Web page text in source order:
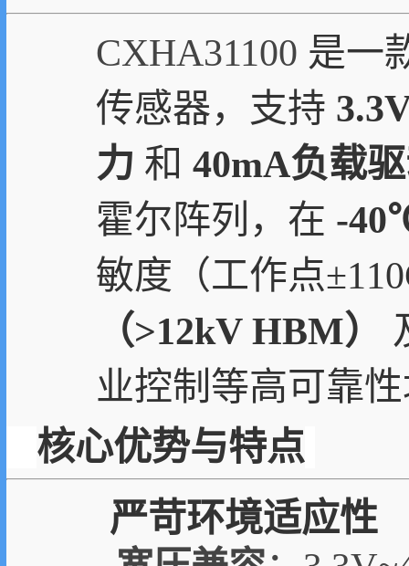
CXHA31100 是一
传感器，支持
力 和 40mA负载
霍尔阵列，在 -
敏度（工作点
（>12kV HBM）
业控制等高可靠
核心优势与特点
严苛环境适应性